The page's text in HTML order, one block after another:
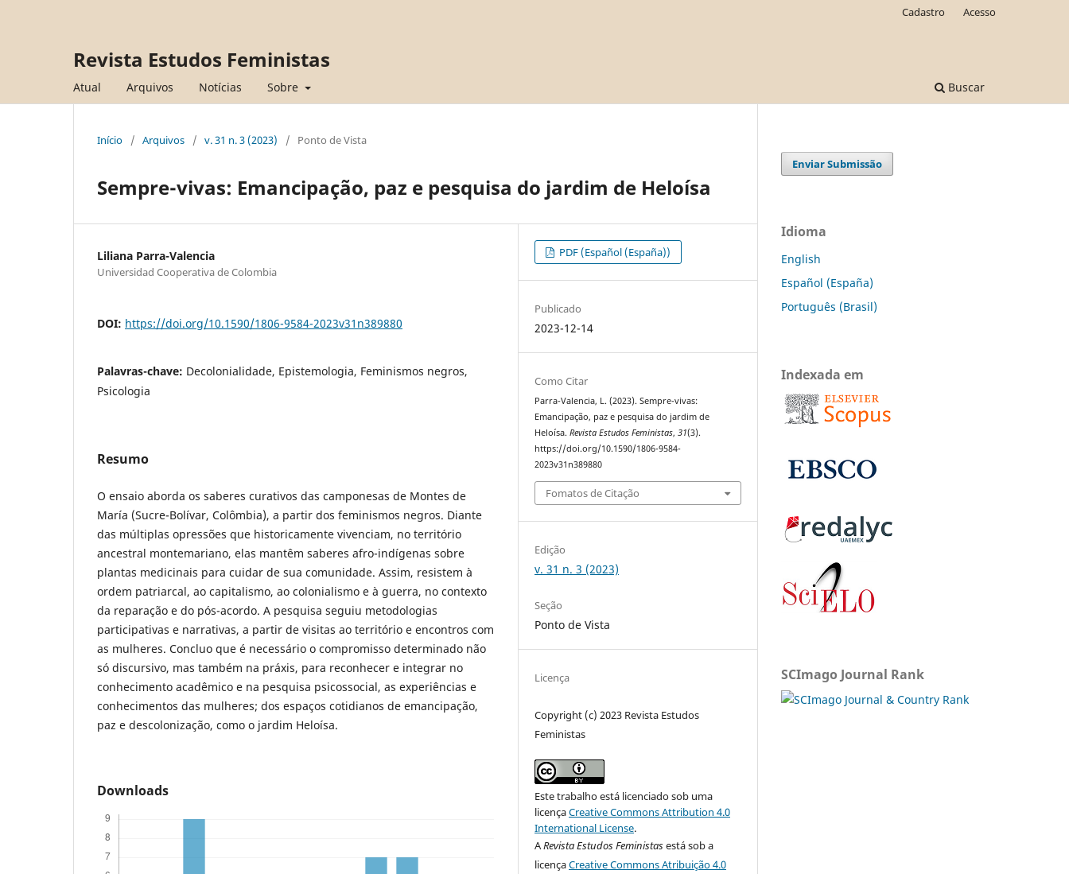
Revista Estudos Feministas
Atual Arquivos Notícias Sobre Buscar
Cadastro Acesso
Início / Arquivos / v. 31 n. 3 (2023) / Ponto de Vista
Sempre-vivas: Emancipação, paz e pesquisa do jardim de Heloísa
Liliana Parra-Valencia
Universidad Cooperativa de Colombia
DOI: https://doi.org/10.1590/1806-9584-2023v31n389880
Palavras-chave: Decolonialidade, Epistemologia, Feminismos negros,
Psicologia
Resumo
O ensaio aborda os saberes curativos das camponesas de Montes de
María (Sucre-Bolívar, Colômbia), a partir dos feminismos negros. Diante
das múltiplas opressões que historicamente vivenciam, no território
ancestral montemariano, elas mantêm saberes afro-indígenas sobre
plantas medicinais para cuidar de sua comunidade. Assim, resistem à
ordem patriarcal, ao capitalismo, ao colonialismo e à guerra, no contexto
da reparação e do pós-acordo. A pesquisa seguiu metodologias
participativas e narrativas, a partir de visitas ao território e encontros com
as mulheres. Concluo que é necessário o compromisso determinado não
só discursivo, mas também na práxis, para reconhecer e integrar no
conhecimento acadêmico e na pesquisa psicossocial, as experiências e
conhecimentos das mulheres; dos espaços cotidianos de emancipação,
paz e descolonização, como o jardim Heloísa.
Downloads
PDF (Español (España))
Publicado
2023-12-14
Como Citar
Parra-Valencia, L. (2023). Sempre-vivas:
Emancipação, paz e pesquisa do jardim de
Heloísa.Revista Estudos Feministas,31(3).
https://doi.org/10.1590/1806-9584-
2023v31n389880
Fomatos de Citação
Edição
v. 31 n. 3 (2023)
Seção
Ponto de Vista
Licença
Copyright (c) 2023 Revista Estudos
Feministas
Este trabalho está licenciado sob uma
licençaCreative Commons Attribution 4.0
International License.
ARevista Estudos Feministasestá sob a
licençaCreative Commons Atribuição 4.0
Enviar Submissão
Idioma
English
Español (España)
Português (Brasil)
Indexada em
SCImago Journal Rank